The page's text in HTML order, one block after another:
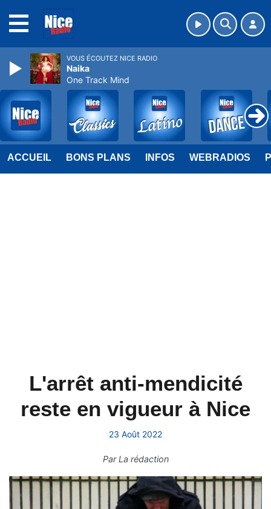
ACCUEIL BONS PLANS INFOS WEBRADIOS
L'arrêt anti-mendicité
reste en vigueur à Nice
23 Août 2022
ParLa rédaction
VOUS ÉCOUTEZ NICE RADIO
Naika
One Track Mind